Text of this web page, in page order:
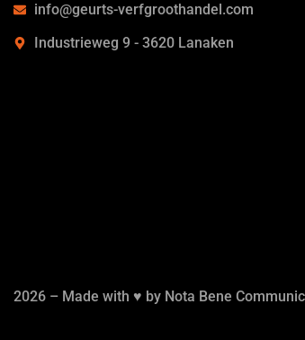
info@geurts-verfgroothandel.com
Industrieweg 9 - 3620 Lanaken
2026 – Made with ♥ by Nota Bene